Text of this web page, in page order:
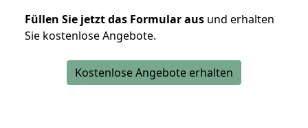
Füllen Sie jetzt das Formular aus und erhalten
Sie kostenlose Angebote.
Kostenlose Angebote erhalten